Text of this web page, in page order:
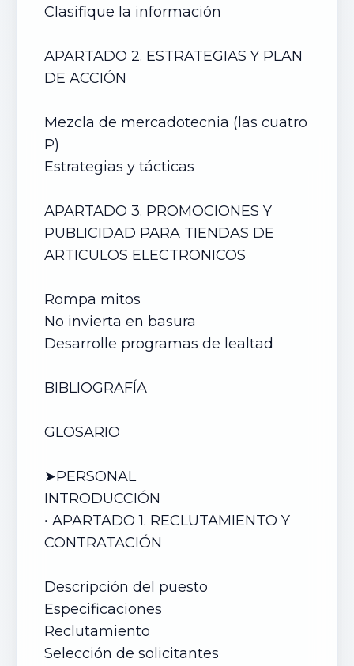
Clasifique la información
APARTADO 2. ESTRATEGIAS Y PLAN
DE ACCIÓN
Mezcla de mercadotecnia (las cuatro
P)
Estrategias y tácticas
APARTADO 3. PROMOCIONES Y
PUBLICIDAD PARA TIENDAS DE
ARTICULOS ELECTRONICOS
Rompa mitos
No invierta en basura
Desarrolle programas de lealtad
BIBLIOGRAFÍA
GLOSARIO
➤PERSONAL
INTRODUCCIÓN
• APARTADO 1. RECLUTAMIENTO Y
CONTRATACIÓN
Descripción del puesto
Especificaciones
Reclutamiento
Selección de solicitantes